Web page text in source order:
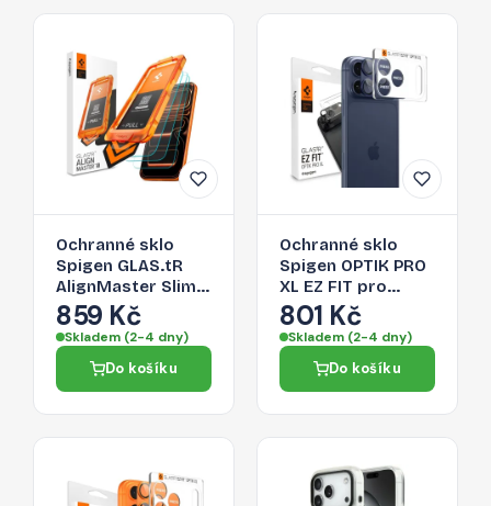
Ochranné sklo
Spigen GLAS.tR
AlignMaster Slim
3-Pack pro iPhone
17 Pro -
transparentní
859 Kč
Skladem (2-4 dny)
Do košíku
Ochranné sklo
Spigen OPTIK PRO
XL EZ FIT pro
iPhone 17 Pro -
navy blue
801 Kč
Skladem (2-4 dny)
Do košíku